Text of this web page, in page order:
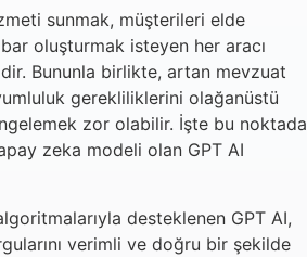
sunmak, müşterileri elde
oluşturmak isteyen her aracı
Bununla birlikte, artan mevzuat
gerekliliklerini olağanüstü
zor olabilir. İşte bu noktada
zeka modeli olan GPT AI
desteklenen GPT AI,
verimli ve doğru bir şekilde